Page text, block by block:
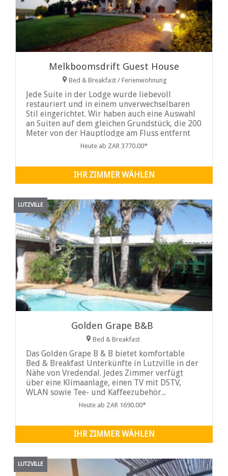
Melkboomsdrift Guest House
Bed & Breakfast / Ferienwohnung
Jede Suite in der Lodge wurde liebevoll
restauriert und in einem unverwechselbaren
Stil eingerichtet. Wir haben auch eine Auswahl
an Suiten auf dem gleichen Grundstück, die 200
Meter von der Hauptlodge am Fluss entfernt
sind. Jede Suite und Unterkunft ...
Heute ab ZAR 3770.00*
IHR ZIMMER WÄHLEN
LUTZVILLE
Golden Grape B&B
Bed & Breakfast
Das Golden Grape B & B bietet komfortable
Bed & Breakfast Unterkünfte in Lutzville in der
Nähe von Vredendal. Jedes Zimmer verfügt
über eine Klimaanlage, einen TV mit DSTV,
WLAN sowie Tee- und Kaffeezubehör...
Heute ab ZAR 1690.00*
IHR ZIMMER WÄHLEN
LUTZVILLE